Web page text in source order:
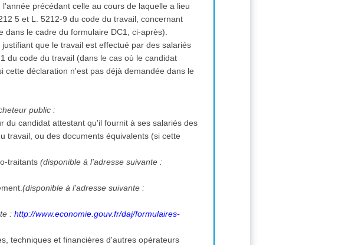
précédant celle au cours de laquelle a lieu
5 et L. 5212-9 du code du travail, concernant
le cadre du formulaire DC1, ci-après).
que le travail est effectué par des salariés
du code du travail (dans le cas où le candidat
cette déclaration n'est pas déjà demandée dans le
public :
du candidat attestant qu'il fournit à ses salariés des
travail, ou des documents équivalents (si cette
traitants(disponible à l'adresse suivante :
(disponible à l'adresse suivante :
:http://www.economie.gouv.fr/daj/formulaires-
techniques et financières d'autres opérateurs